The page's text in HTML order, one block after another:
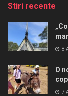
Stiri recente
8
O
7